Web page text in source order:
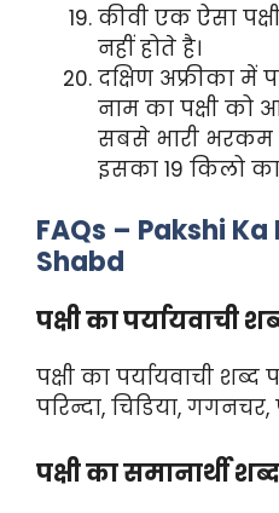
कीवी एक ऐसा
नहीं होते है।
दक्षिण अफ्रीका में
नाम का पक्षी को
सबसे भारी भरकम
इसका 19 किलो
FAQs – Pakshi
Shabd
पक्षी का पर्यायवाची
पक्षी का पर्यायवाची
परिन्दा, चिडिया,
पक्षी का समानार्थी